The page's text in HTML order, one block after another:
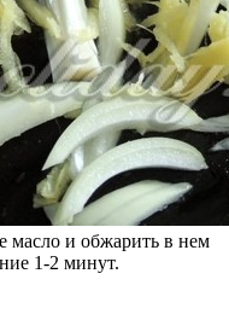
масло и обжарить в нем
1-2 минут.